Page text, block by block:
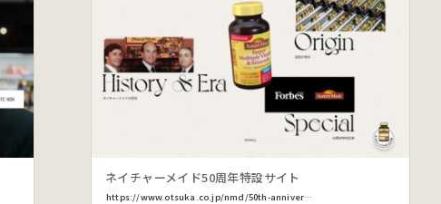
ネイチャーメイド50周年特設サイト
https://www.otsuka.co.jp/nmd/50th-anniversary/